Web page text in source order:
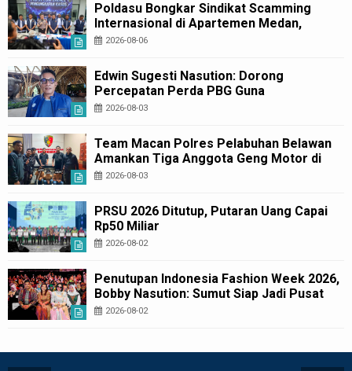
Poldasu Bongkar Sindikat Scamming
Internasional di Apartemen Medan,
Korban Rugi Rp6,7 Miliar
2026-08-06
Edwin Sugesti Nasution: Dorong
Percepatan Perda PBG Guna
Penyederhanaan Layanan Cepat dan
2026-08-03
Team Macan Polres Pelabuhan Belawan
Amankan Tiga Anggota Geng Motor di
Marelan Pasar 9
2026-08-03
PRSU 2026 Ditutup, Putaran Uang Capai
Rp50 Miliar
2026-08-02
Penutupan Indonesia Fashion Week 2026,
Bobby Nasution: Sumut Siap Jadi Pusat
Fashion Indonesia Lewat Wastra
2026-08-02